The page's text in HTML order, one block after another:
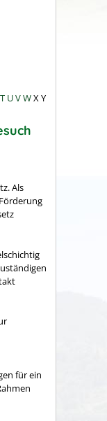
T UVWXY
Als
für ein